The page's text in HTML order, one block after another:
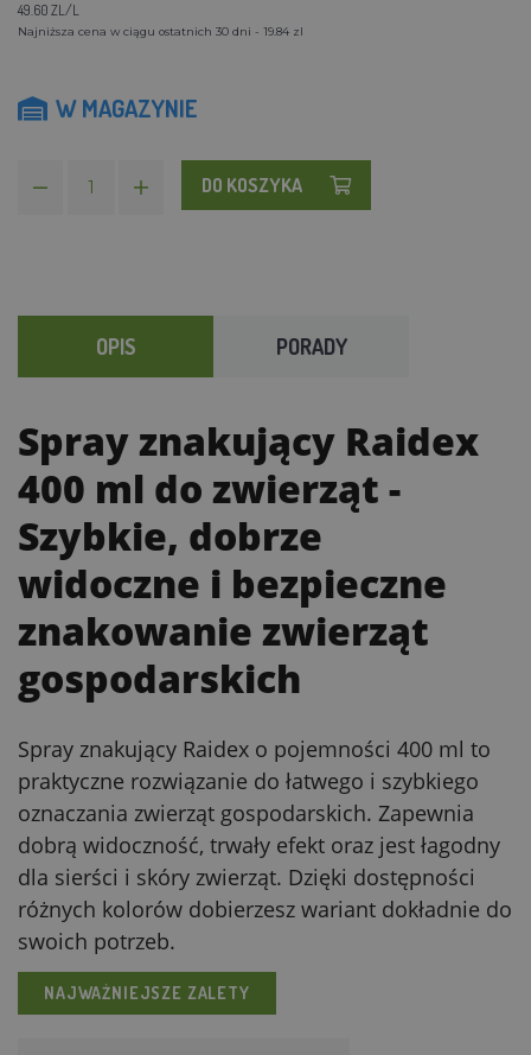
49.60 ZL/L
Najniższa cena w ciągu ostatnich 30 dni - 19.84 zl
W MAGAZYNIE
DO KOSZYKA
OPIS PORADY
Spray znakujący Raidex
400 ml do zwierząt -
Szybkie, dobrze
widoczne i bezpieczne
znakowanie zwierząt
gospodarskich
Spray znakujący Raidex o pojemności 400 ml to
praktyczne rozwiązanie do łatwego i szybkiego
oznaczania zwierząt gospodarskich. Zapewnia
dobrą widoczność, trwały efekt oraz jest łagodny
dla sierści i skóry zwierząt. Dzięki dostępności
różnych kolorów dobierzesz wariant dokładnie do
swoich potrzeb.
NAJWAŻNIEJSZE ZALETY